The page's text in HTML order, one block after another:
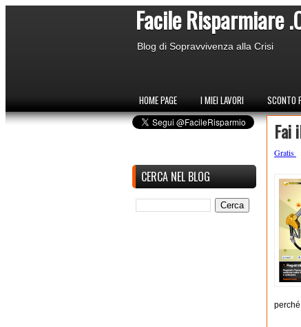
Facile Risparmiare
Blog di Sopravvivenza alla Crisi
HOME PAGE I MIEI LAVORI SCONTO
CERCA NEL BLOG
Fai
Gratis